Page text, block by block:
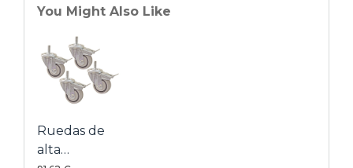
Personaliza los accesorios Kreg® U-Bench
Cuatro tamaños disponibles
You Might Also Like
Ruedas de
alta